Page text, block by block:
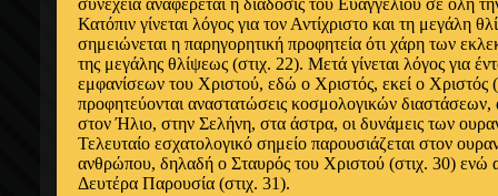
συνέχεια αναφέρεται η διάδοσις του Ευαγγελίου σε όλη
Κατόπιν γίνεται λόγος για τον Αντίχριστο και τη μεγάλη
σημειώνεται η παρηγορητική προφητεία ότι χάρη των
της μεγάλης θλίψεως (στιχ. 22). Μετά γίνεται λόγος για
εμφανίσεων του Χριστού, εδώ ο Χριστός, εκεί ο Χριστός (
προφητεύονται αναστατώσεις κοσμολογικών διαστάσεων,
στον Ήλιο, στην Σελήνη, στα άστρα, οι δυνάμεις των
Τελευταίο εσχατολογικό σημείο παρουσιάζεται στον
ανθρώπου, δηλαδή ο Σταυρός του Χριστού (στιχ. 30) ενώ
Δευτέρα Παρουσία (στιχ. 31).